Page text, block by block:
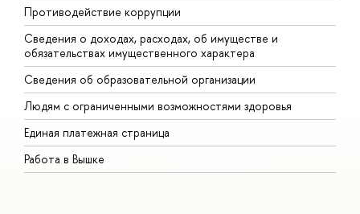
Противодействие коррупции
Сведения о доходах, расходах, об имуществе и
обязательствах имущественного характера
Сведения об образовательной организации
Людям с ограниченными возможностями здоровья
Единая платежная страница
Работа в Вышке